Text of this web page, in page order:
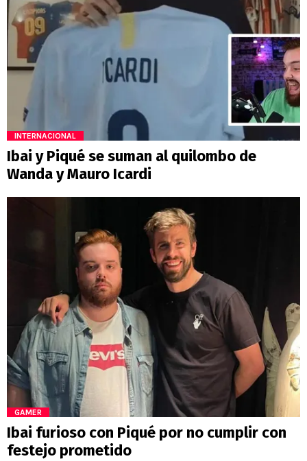
INTERNACIONAL
Ibai y Piqué se suman al quilombo de
Wanda y Mauro Icardi
GAMER
Ibai furioso con Piqué por no cumplir con
festejo prometido